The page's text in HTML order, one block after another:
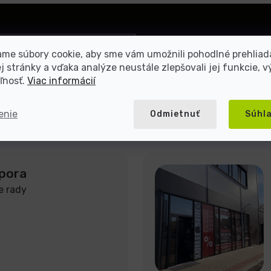
súbory cookie, aby sme vám umožnili pohodlné
stránky a vďaka analýze neustále zlepšovali jej funkcie,
Viac informácií
Odmietnuť
ochrany osobných
sa
rady